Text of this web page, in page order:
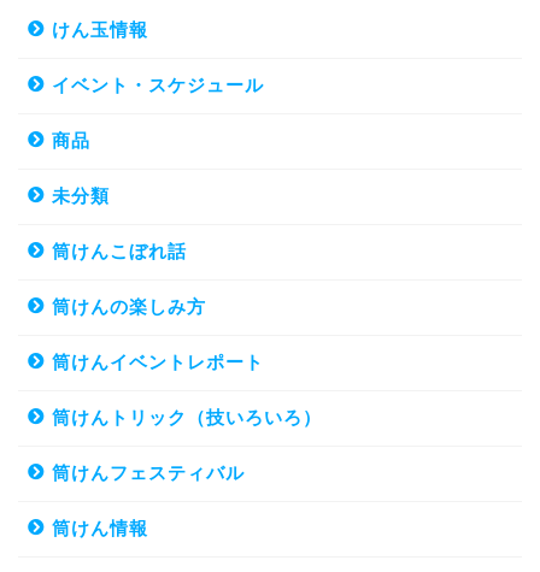
けん玉情報
イベント・スケジュール
商品
未分類
筒けんこぼれ話
筒けんの楽しみ方
筒けんイベントレポート
筒けんトリック（技いろいろ）
筒けんフェスティバル
筒けん情報